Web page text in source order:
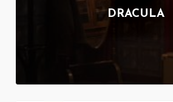
DRACULA